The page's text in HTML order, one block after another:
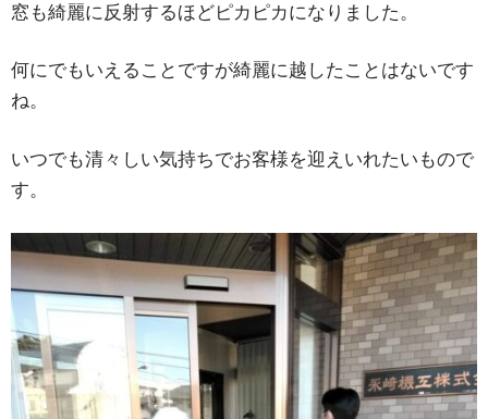
窓も綺麗に反射するほどピカピカになりました。
何にでもいえることですが綺麗に越したことはないです
ね。
いつでも清々しい気持ちでお客様を迎えいれたいもので
す。